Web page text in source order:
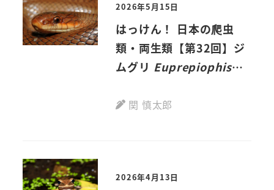
2026年5月15日
はっけん！ 日本の爬虫
類・両生類【第32回】ジ
ムグリ Euprepiophis
1826)
関 慎太郎
2026年4月13日